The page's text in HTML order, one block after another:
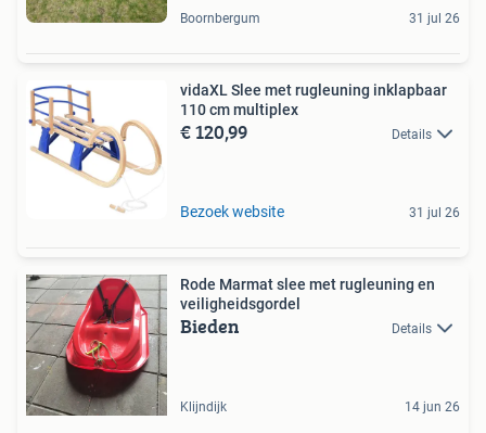
Boornbergum 31 jul 26
vidaXL Slee met rugleuning inklapbaar
110 cm multiplex
€ 120,99 Details
Bezoek website 31 jul 26
Rode Marmat slee met rugleuning en
veiligheidsgordel
Bieden Details
Klijndijk 14 jun 26